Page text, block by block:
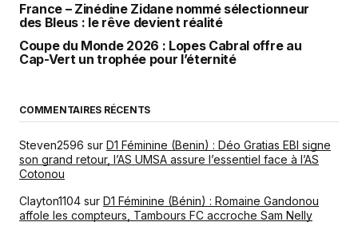
France – Zinédine Zidane nommé sélectionneur
des Bleus : le rêve devient réalité
Coupe du Monde 2026 : Lopes Cabral offre au
Cap-Vert un trophée pour l’éternité
COMMENTAIRES RÉCENTS
Steven2596 sur D1 Féminine (Benin) : Déo Gratias EBI signe
son grand retour, l’AS UMSA assure l’essentiel face à l’AS
Cotonou
Clayton1104 sur D1 Féminine (Bénin) : Romaine Gandonou
affole les compteurs, Tambours FC accroche Sam Nelly